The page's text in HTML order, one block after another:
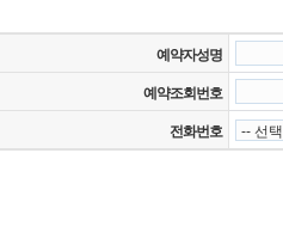
예약자성명
예약조회번호
전화번호